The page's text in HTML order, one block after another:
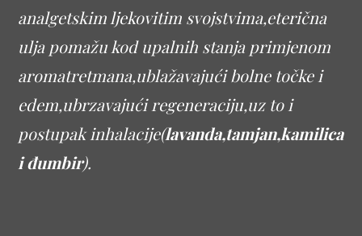
analgetskim ljekovitim svojstvima,eterična
ulja pomažu kod upalnih stanja primjenom
aromatretmana,ublažavajući bolne točke i
edem,ubrzavajući regeneraciju,uz to i
postupak inhalacije(lavanda,tamjan,kamilica
i đumbir).